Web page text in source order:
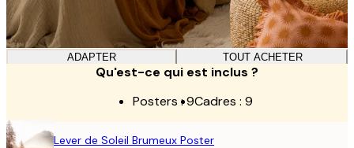
ADAPTER TOUT ACHETER
Qu'est-ce qui est inclus ?
Posters :9Cadres : 9
AFFICHE
Lever de Soleil Brumeux Poster